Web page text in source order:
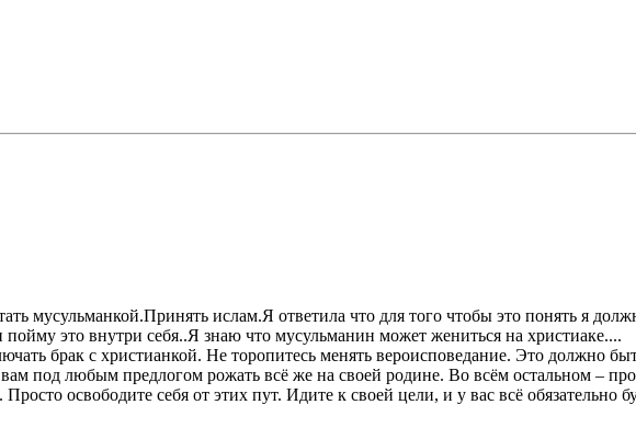
мусульманкой.Принять ислам.Я ответила что для того чтобы это понять я
пойму это внутри себя..Я знаю что мусульманин может жениться на христиаке....
брак с христианкой. Не торопитесь менять вероисповедание. Это должно
под любым предлогом рожать всё же на своей родине. Во всём остальном –
освободите себя от этих пут. Идите к своей цели, и у вас всё обязательно